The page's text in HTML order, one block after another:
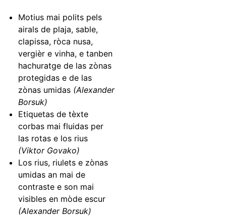
Motius mai polits pels
airals de plaja, sable,
clapissa, ròca nusa,
vergièr e vinha, e tanben
hachuratge de las zònas
protegidas e de las
zònas umidas (Alexander
Borsuk)
Etiquetas de tèxte
corbas mai fluidas per
las rotas e los rius
(Viktor Govako)
Los rius, riulets e zònas
umidas an mai de
contraste e son mai
visibles en mòde escur
(Alexander Borsuk)